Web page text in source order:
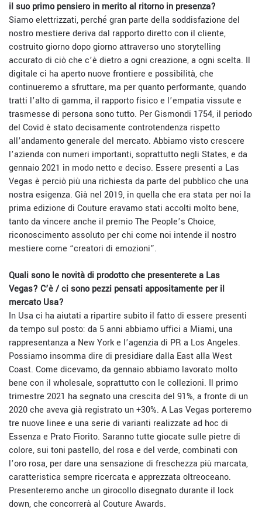
il suo primo pensiero in merito al ritorno in presenza?
Siamo elettrizzati, perché gran parte della soddisfazione del
nostro mestiere deriva dal rapporto diretto con il cliente,
costruito giorno dopo giorno attraverso uno storytelling
accurato di ciò che c’è dietro a ogni creazione, a ogni scelta. Il
digitale ci ha aperto nuove frontiere e possibilità, che
continueremo a sfruttare, ma per quanto performante, quando
tratti l’alto di gamma, il rapporto fisico e l’empatia vissute e
trasmesse di persona sono tutto. Per Gismondi 1754, il periodo
del Covid è stato decisamente controtendenza rispetto
all’andamento generale del mercato. Abbiamo visto crescere
l’azienda con numeri importanti, soprattutto negli States, e da
gennaio 2021 in modo netto e deciso. Essere presenti a Las
Vegas è perciò più una richiesta da parte del pubblico che una
nostra esigenza. Già nel 2019, in quella che era stata per noi la
prima edizione di Couture eravamo stati accolti molto bene,
tanto da vincere anche il premio The People’s Choice,
riconoscimento assoluto per chi come noi intende il nostro
mestiere come “creatori di emozioni”.
Quali sono le novità di prodotto che presenterete a Las
Vegas? C’è / ci sono pezzi pensati appositamente per il
mercato Usa?
In Usa ci ha aiutati a ripartire subito il fatto di essere presenti
da tempo sul posto: da 5 anni abbiamo uffici a Miami, una
rappresentanza a New York e l’agenzia di PR a Los Angeles.
Possiamo insomma dire di presidiare dalla East alla West
Coast. Come dicevamo, da gennaio abbiamo lavorato molto
bene con il wholesale, soprattutto con le collezioni. Il primo
trimestre 2021 ha segnato una crescita del 91%, a fronte di un
2020 che aveva già registrato un +30%. A Las Vegas porteremo
tre nuove linee e una serie di varianti realizzate ad hoc di
Essenza e Prato Fiorito. Saranno tutte giocate sulle pietre di
colore, sui toni pastello, del rosa e del verde, combinati con
l’oro rosa, per dare una sensazione di freschezza più marcata,
caratteristica sempre ricercata e apprezzata oltreoceano.
Presenteremo anche un girocollo disegnato durante il lock
down, che concorrerà al Couture Awards.